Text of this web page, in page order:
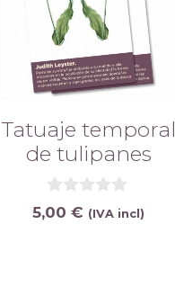
Tatuaje temporal
de tulipanes
0
d
5,00€ (IVA incl)